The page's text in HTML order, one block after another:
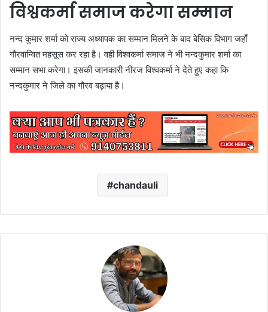
विश्वकर्मा समाज करेगा सम्मान
नन्द कुमार शर्मा को राज्य अध्यापक का सम्मान मिलने के बाद बेसिक विभाग जहाँ
गौरवान्वित महसूस कर रहा है। वही विश्वकर्मा समाज ने भी नन्दकुमार शर्मा का
सम्मान सभा करेगा। इसकी जानकारी नीरज विश्वकर्मा ने देते हुए कहा कि
नन्दकुमार ने जिले का गौरव बढ़ाया है।
chandauli